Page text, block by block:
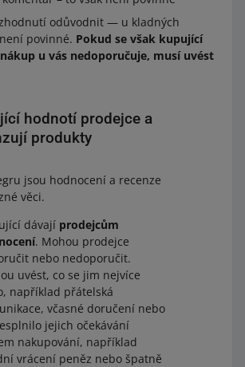
odůvodnit — u kladných
povinné. Pokud se však kupující
u vás nedoporučuje, musí uvést
hodnotí prodejce a
produkty
jsou hodnocení a recenze
věci.
dávají prodejcům
. Mohou prodejce
nebo nedoporučit.
uvést, co se jim nejvíce
například přátelská
včasné doručení nebo
jejich očekávání
nakupování, například
vrácení peněz nebo špatně